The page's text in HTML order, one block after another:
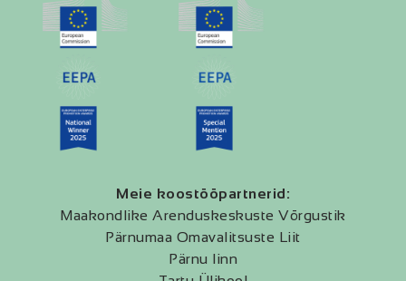
Meie koostööpartnerid:
Maakondlike Arenduskeskuste Võrgustik
Pärnumaa Omavalitsuste Liit
Pärnu linn